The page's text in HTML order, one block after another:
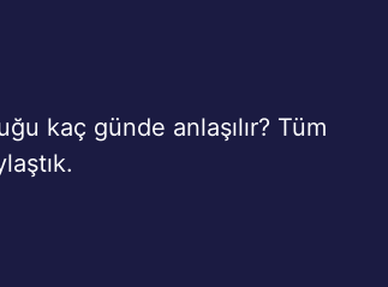
kaç günde anlaşılır? Tüm